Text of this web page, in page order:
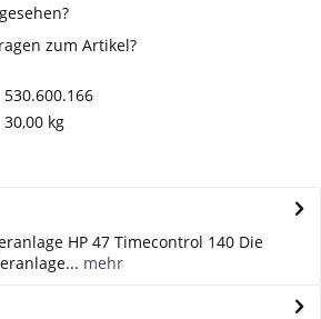
zum Artikel?
530.600.166
30,00 kg
HP 47 Timecontrol 140 Die
mehr